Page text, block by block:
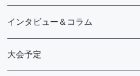
インタビュー＆コラム
大会予定